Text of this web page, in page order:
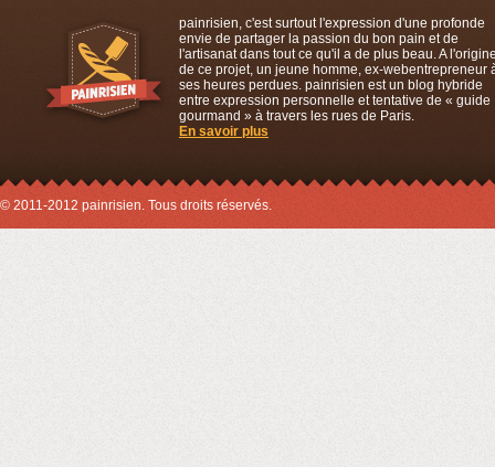
painrisien, c'est surtout l'expression d'une profonde
envie de partager la passion du bon pain et de
l'artisanat dans tout ce qu'il a de plus beau. A
de ce projet, un jeune homme, ex-webentrepreneur
ses heures perdues. painrisien est un blog hybride
entre expression personnelle et tentative de « guide
gourmand » à travers les rues de Paris.
En savoir plus
© 2011-2012 painrisien. Tous droits réservés.